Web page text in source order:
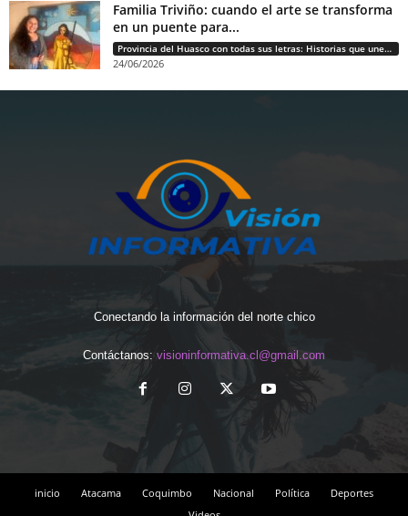
Familia Triviño: cuando el arte se transforma
en un puente para...
Provincia del Huasco con todas sus letras: Historias que unen cultura, diversidad e identidad
24/06/2026
Conectando la información del norte chico
Contáctanos: visioninformativa.cl@gmail.com
inicio Atacama Coquimbo Nacional Política
Deportes